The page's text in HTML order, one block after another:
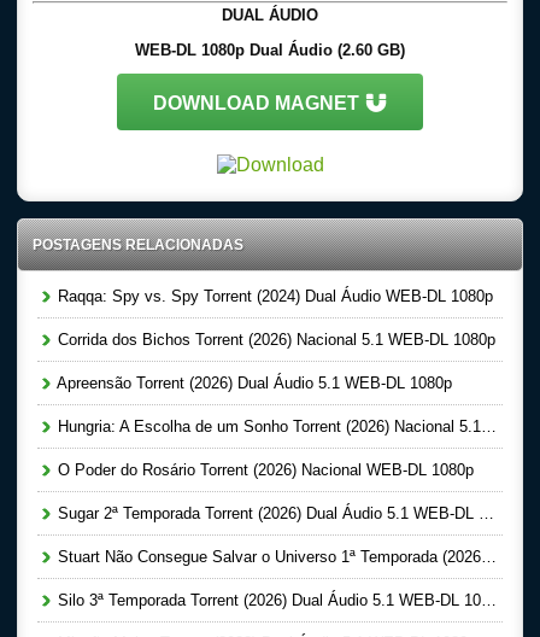
DUAL ÁUDIO
WEB-DL 1080p Dual Áudio (2.60 GB)
DOWNLOAD MAGNET
POSTAGENS RELACIONADAS
Raqqa: Spy vs. Spy Torrent (2024) Dual Áudio WEB-DL 1080p
Corrida dos Bichos Torrent (2026) Nacional 5.1 WEB-DL 1080p
Apreensão Torrent (2026) Dual Áudio 5.1 WEB-DL 1080p
Hungria: A Escolha de um Sonho Torrent (2026) Nacional 5.1 WEB-DL 1080p
O Poder do Rosário Torrent (2026) Nacional WEB-DL 1080p
Sugar 2ª Temporada Torrent (2026) Dual Áudio 5.1 WEB-DL 1080p
Stuart Não Consegue Salvar o Universo 1ª Temporada (2026) Dual Áudio 5.1 WEB-DL 1080p
Silo 3ª Temporada Torrent (2026) Dual Áudio 5.1 WEB-DL 1080p